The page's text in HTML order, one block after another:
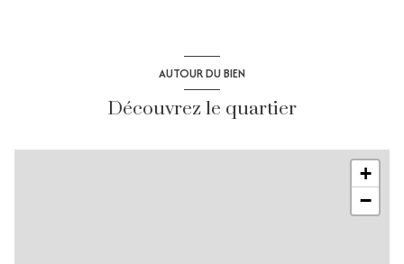
AUTOUR DU BIEN
Découvrez le quartier
+
−